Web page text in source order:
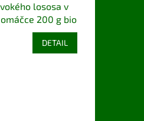
lososa v
200 g bio
DETAIL